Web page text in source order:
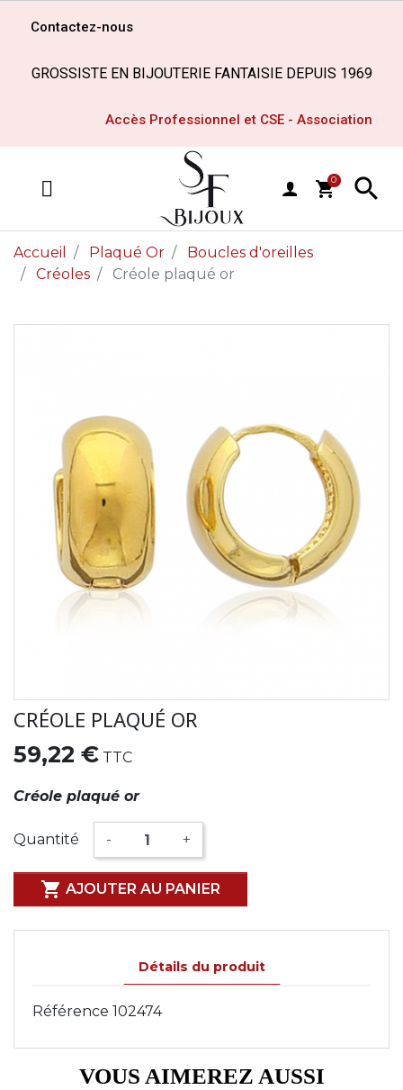
Contactez-nous
GROSSISTE EN BIJOUTERIE FANTAISIE DEPUIS 1969
Accès Professionnel et CSE - Association
shopping_cart
0 
Accueil Plaqué Or
Boucles d'oreilles
Créoles
Créole plaqué or
CRÉOLE PLAQUÉ OR
59,22 € TTC
Créole plaqué or
Quantité - +
 AJOUTER AU PANIER
Détails du produit
Référence 102474
VOUS AIMEREZ AUSSI